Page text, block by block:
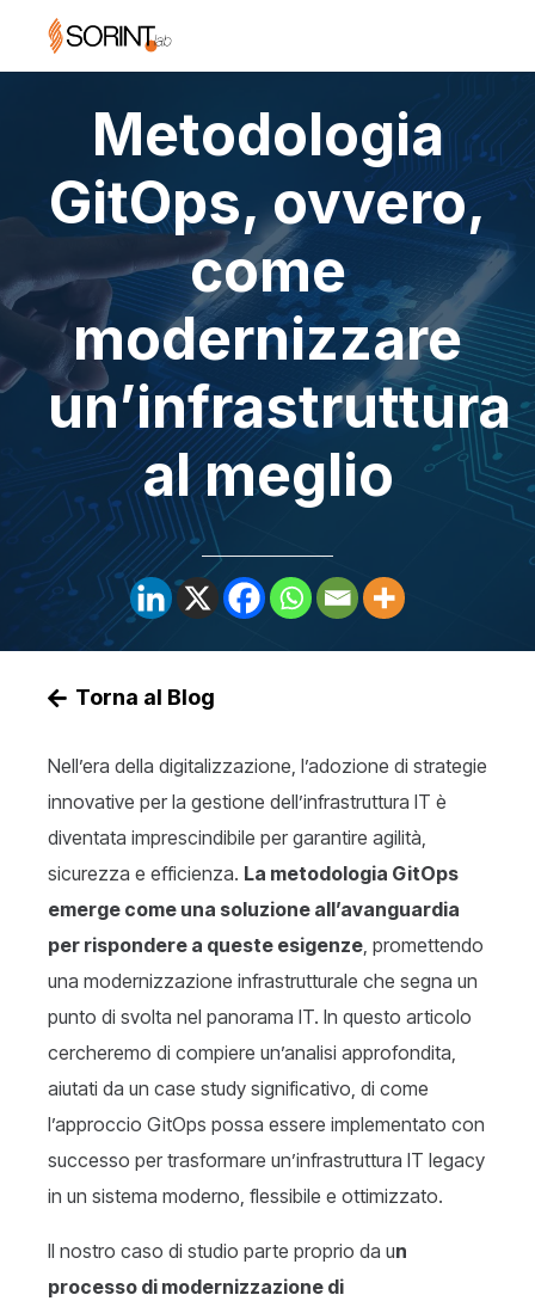
Metodologia
GitOps, ovvero,
come
modernizzare
un’infrastruttura
al meglio
Torna al Blog
Nell’era della digitalizzazione, l’adozione di strategie
innovative per la gestione dell’infrastruttura IT è
diventata imprescindibile per garantire agilità,
sicurezza e efficienza. La metodologia GitOps
emerge come una soluzione all’avanguardia
per rispondere a queste esigenze, promettendo
una modernizzazione infrastrutturale che segna un
punto di svolta nel panorama IT. In questo articolo
cercheremo di compiere un’analisi approfondita,
aiutati da un case study significativo, di come
l’approccio GitOps possa essere implementato con
successo per trasformare un’infrastruttura IT legacy
in un sistema moderno, flessibile e ottimizzato.
Il nostro caso di studio parte proprio da un
processo di modernizzazione di